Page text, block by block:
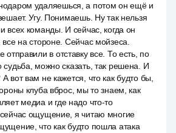
удаляешься, а потом он ещё и
Угу. Понимаешь. Ну так нельзя
всех команды. И сейчас, когда он
на стороне. Сейчас мойзеса.
отправили в отставку все. То есть, по
судьба, можно сказать, так решена. И
вот вам не кажется, что как будто бы,
клуба вброс, мы то знаем, как
медиа и где надо что-то
ощущение, я читаю многие
что как будто пошла атака